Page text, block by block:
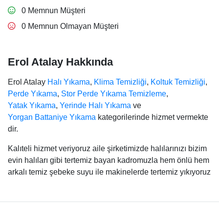
0 Memnun Müşteri
0 Memnun Olmayan Müşteri
Erol Atalay Hakkında
Erol Atalay Halı Yıkama, Klima Temizliği, Koltuk Temizliği,
Perde Yıkama, Stor Perde Yıkama Temizleme,
Yatak Yıkama, Yerinde Halı Yıkama ve
Yorgan Battaniye Yıkama kategorilerinde hizmet vermekte
dir.
Kalıteli hizmet veriyoruz aile şirketimizde halılarınızı bizim
evin halıları gibi tertemiz bayan kadromuzla hem önlü hem
arkalı temiz şebeke suyu ile makinelerde tertemiz yıkıyoruz